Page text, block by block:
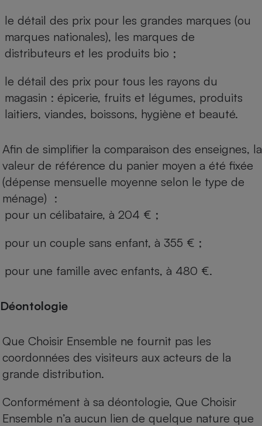
le détail des prix pour les grandes marques (ou
marques nationales), les marques de
distributeurs et les produits bio ;
le détail des prix pour tous les rayons du
magasin : épicerie, fruits et légumes, produits
laitiers, viandes, boissons, hygiène et beauté.
Afin de simplifier la comparaison des enseignes, la
valeur de référence du panier moyen a été fixée
(dépense mensuelle moyenne selon le type de
ménage) :
pour un célibataire, à 204 € ;
pour un couple sans enfant, à 355 € ;
pour une famille avec enfants, à 480 €.
Déontologie
Que Choisir Ensemble ne fournit pas les
coordonnées des visiteurs aux acteurs de la
grande distribution.
Conformément à sa déontologie, Que Choisir
Ensemble n’a aucun lien de quelque nature que